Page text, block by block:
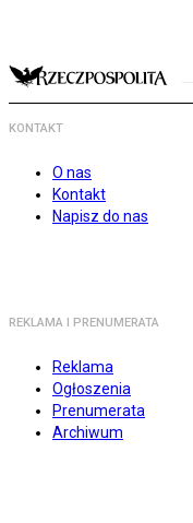
KONTAKT
O nas
Kontakt
Napisz do nas
REKLAMA I PRENUMERATA
Reklama
Ogłoszenia
Prenumerata
Archiwum